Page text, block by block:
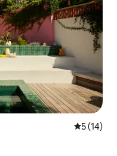
5 de uma
5 (14)